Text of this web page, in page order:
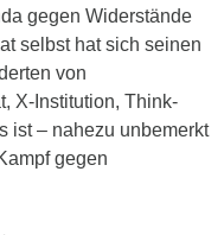
gegen Widerstände
selbst hat sich seinen
von
X-Institution, Think-
ist – nahezu unbemerkt
gegen